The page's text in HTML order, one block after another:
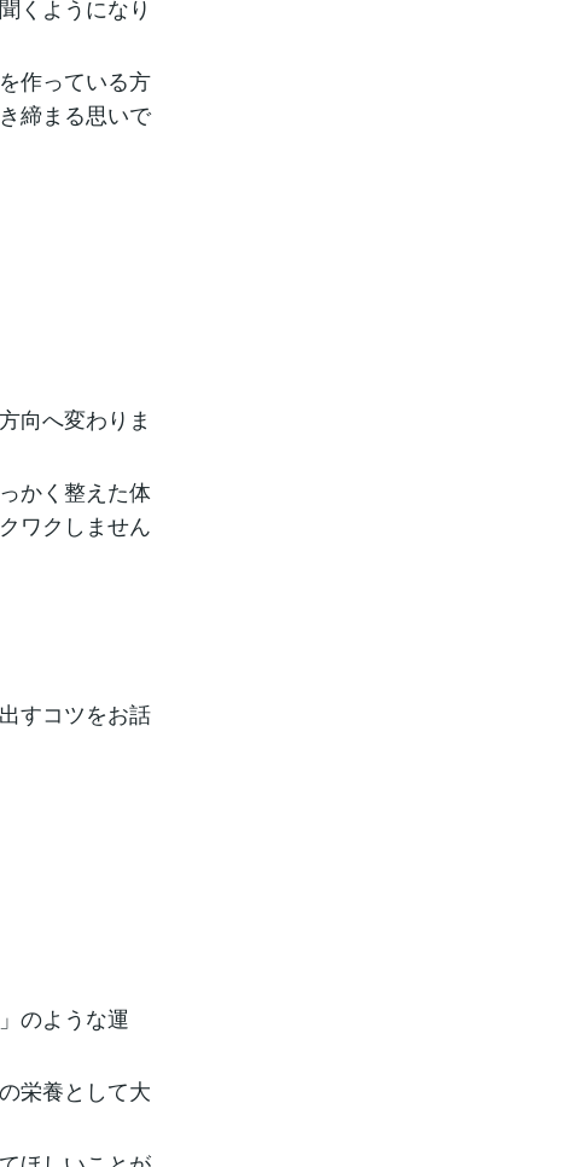
くようになり
作っている方
締まる思いで
向へ変わりま
かく整えた体
ワクしません
すコツをお話
のような運
栄養として大